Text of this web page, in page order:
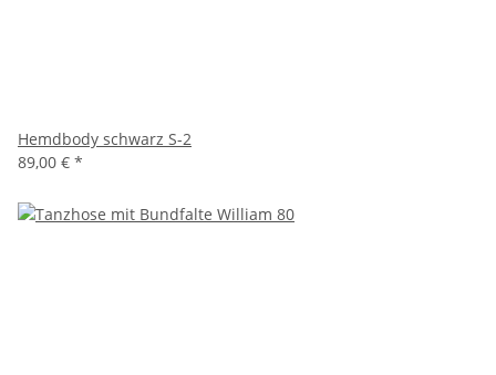
Hemdbody schwarz S-2
89,00 € *